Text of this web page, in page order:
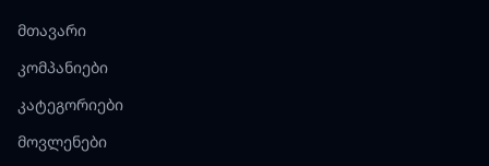
მთავარი
კომპანიები
კატეგორიები
მოვლენები